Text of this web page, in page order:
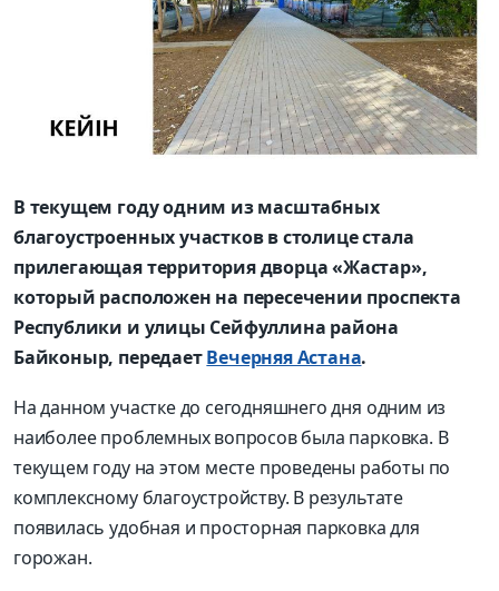
В текущем году одним из масштабных
благоустроенных участков в столице стала
прилегающая территория дворца «Жастар»,
который расположен на пересечении проспекта
Республики и улицы Сейфуллина района
Байконыр, передаетВечерняя Астана.
На данном участке до сегодняшнего дня одним из
наиболее проблемных вопросов была парковка. В
текущем году на этом месте проведены работы по
комплексному благоустройству. В результате
появилась удобная и просторная парковка для
горожан.